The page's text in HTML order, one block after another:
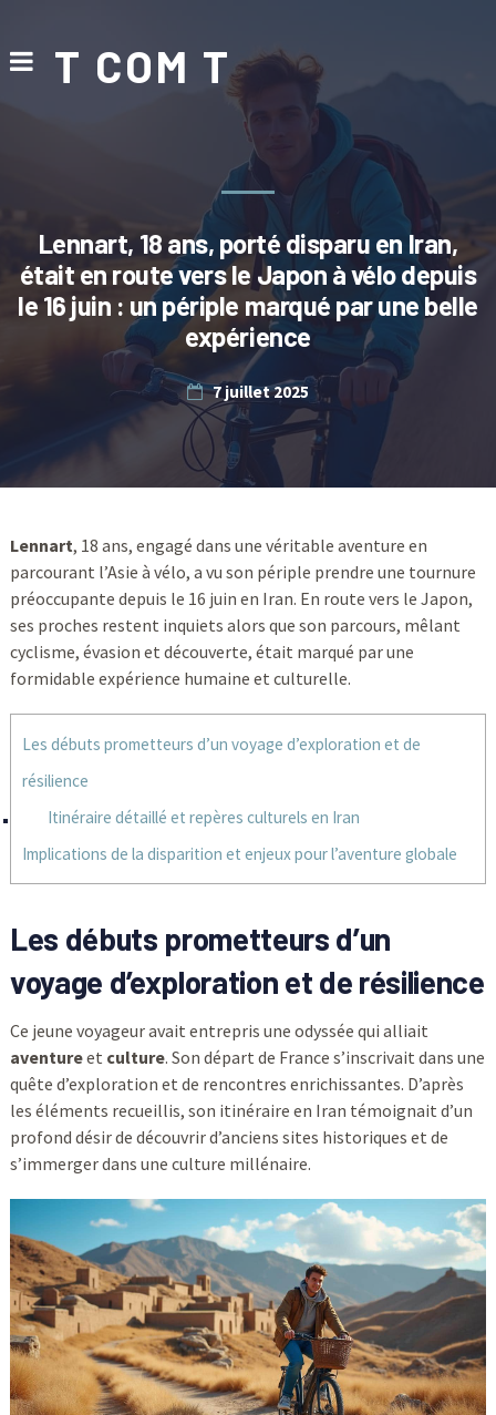
T COM T
Lennart, 18 ans, porté disparu en Iran,
était en route vers le Japon à vélo depuis
le 16 juin : un périple marqué par une belle
expérience
7 juillet 2025
Lennart, 18 ans, engagé dans une véritable aventure en
parcourant l’Asie à vélo, a vu son périple prendre une tournure
préoccupante depuis le 16 juin en Iran. En route vers le Japon,
ses proches restent inquiets alors que son parcours, mêlant
cyclisme, évasion et découverte, était marqué par une
formidable expérience humaine et culturelle.
Les débuts prometteurs d’un voyage d’exploration et de
résilience
Itinéraire détaillé et repères culturels en Iran
Implications de la disparition et enjeux pour l’aventure globale
Les débuts prometteurs d’un
voyage d’exploration et de résilience
Ce jeune voyageur avait entrepris une odyssée qui alliait
aventureet culture. Son départ de France s’inscrivait dans une
quête d’exploration et de rencontres enrichissantes. D’après
les éléments recueillis, son itinéraire en Iran témoignait d’un
profond désir de découvrir d’anciens sites historiques et de
s’immerger dans une culture millénaire.